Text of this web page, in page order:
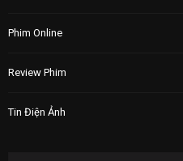
Phim Online
Review Phim
Tin Điện Ảnh